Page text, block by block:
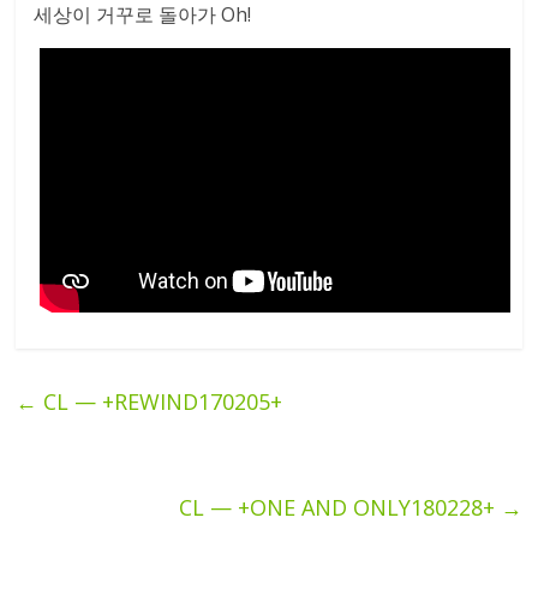
세상이 거꾸로 돌아가 Oh!
← CL — +REWIND170205+
CL — +ONE AND ONLY180228+ →